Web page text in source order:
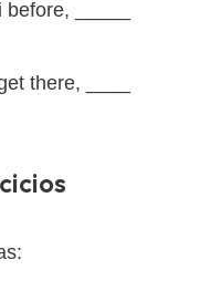
_____
there, ____